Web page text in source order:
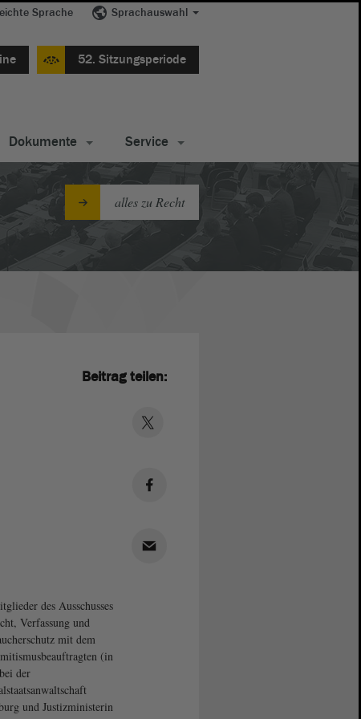
Sprache Sprachauswahl
52. Sitzungsperiode
Dokumente Service
alles zu Recht
des Ausschusses
Verfassung und
mit dem
(in
der
und Justizministerin
Beitrag teilen: